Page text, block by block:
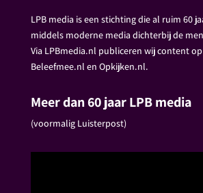
LPB media is een stichting die al ruim 60
middels moderne media dichterbij de
Via LPBmedia.nl publiceren wij content
Beleefmee.nl en Opkijken.nl.
Meer dan 60 jaar LPB media
(voormalig Luisterpost)